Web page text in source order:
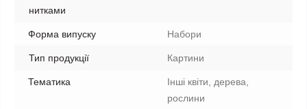
нитками
Форма випуску Набори
Тип продукції Картини
Тематика
Інші квіти, дерева,
рослини